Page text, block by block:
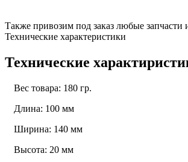
Также привозим под заказ любые
Технические характеристики
Технические
Вес товара: 180 гр.
Длина: 100 мм
Ширина: 140 мм
Высота: 20 мм